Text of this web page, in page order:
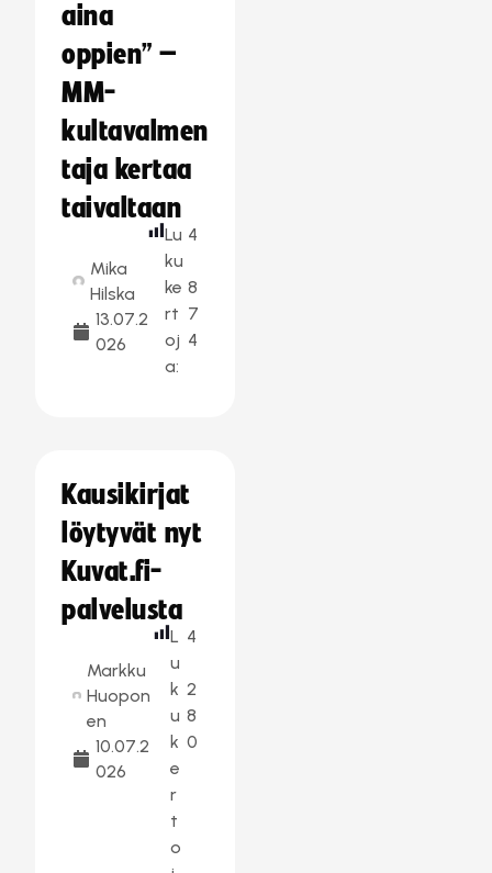
aina
oppien” –
MM-
kultavalmen
taja kertaa
taivaltaan
Mika
Hilska
13.07.2
026
Lu
ku
ke
rt
oj
a:
4
8
7
4
Kausikirjat
löytyvät nyt
Kuvat.fi-
palvelusta
Markku
Huopon
en
10.07.2
026
L
u
k
u
k
e
r
t
o
4
2
8
0